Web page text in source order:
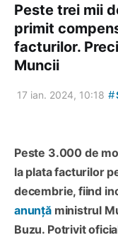
Peste trei mii
primit
facturilor.
Muncii
17 ian. 2024, 10:18 #
Peste 3.000 de
la plata facturilor
decembrie, fiind
anunță ministrul
Buzu. Potrivit